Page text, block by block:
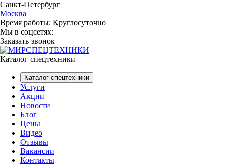
Санкт-Петербург
Москва
Время работы: Круглосуточно
Мы в соцсетях:
Заказать звонок
Каталог спецтехники
Каталог спецтехники
Услуги
Акции
Новости
Блог
Цены
Видео
Отзывы
Вакансии
Контакты